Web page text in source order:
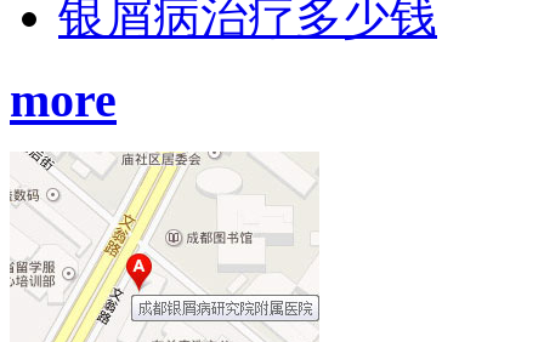
银屑病治疗多少钱
more